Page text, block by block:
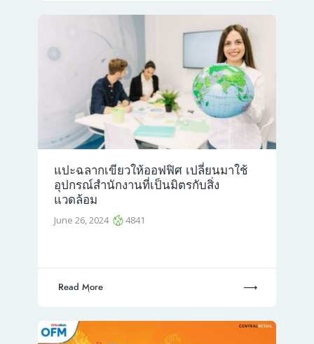
แปะฉลากเขียวให้ออฟฟิศ เปลี่ยนมาใช้
อุปกรณ์สำนักงานที่เป็นมิตรกับสิ่ง
แวดล้อม
June 26, 2024 4841
Read More